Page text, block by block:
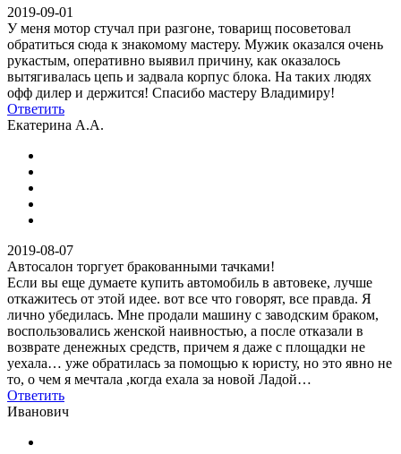
2019-09-01
У меня мотор стучал при разгоне, товарищ посоветовал
обратиться сюда к знакомому мастеру. Мужик оказался очень
рукастым, оперативно выявил причину, как оказалось
вытягивалась цепь и задвала корпус блока. На таких людях
офф дилер и держится! Спасибо мастеру Владимиру!
Ответить
Екатерина А.А.
2019-08-07
Автосалон торгует бракованными тачками!
Если вы еще думаете купить автомобиль в автовеке, лучше
откажитесь от этой идее. вот все что говорят, все правда. Я
лично убедилась. Мне продали машину с заводским браком,
воспользовались женской наивностью, а после отказали в
возврате денежных средств, причем я даже с площадки не
уехала… уже обратилась за помощью к юристу, но это явно не
то, о чем я мечтала ,когда ехала за новой Ладой…
Ответить
Иванович